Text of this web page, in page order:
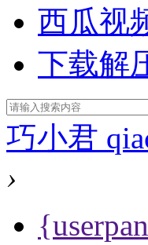
西瓜视
下载解
巧小君
›